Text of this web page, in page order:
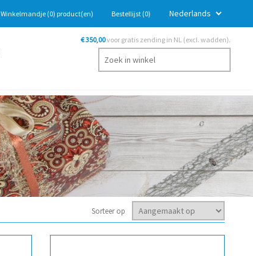
Winkelmandje (0) product(en) Bestellijst (0)
€ 350,00voor gratis zending in NL (excl. wadden).
Sorteer op